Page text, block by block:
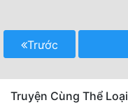
Trước
Truyện Cùng Thể Loại